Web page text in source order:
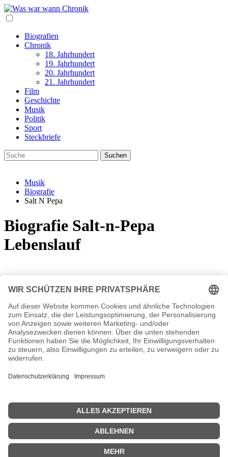
Biografien
Chronik
18. Jahrhundert
19. Jahrhundert
20. Jahrhundert
21. Jahrhundert
Film
Geschichte
Musik
Politik
Sport
Steckbriefe
Musik
Biografie
Salt N Pepa
Biografie Salt-n-Pepa
Lebenslauf
Die Salt-n-Pepa Biografie ist derzeit in Bearbeitung
n.n.v.
Salt-n-Pepa MP3 Downloads
Salt-n-Pepa MP3 bei Amazon-Alle Hits zum downloaden
Salt-n-Pepa Diskografie
Nachrichten Salt-n-Pepa News
...>>>